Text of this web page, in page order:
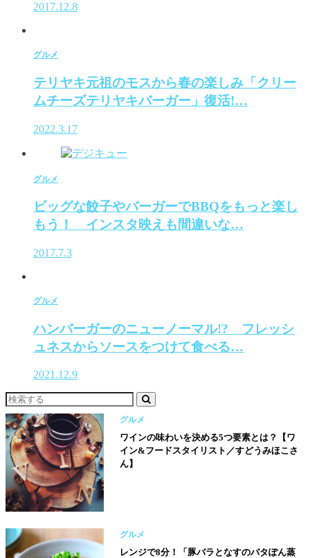
2017.12.8
グルメ
テリヤキ元祖のモスから春の楽しみ「クリー
ムチーズテリヤキバーガー」復活!…
2022.3.17
グルメ
ビッグな餃子やバーガーでBBQをもっと楽し
もう！ インスタ映えも間違いな…
2017.7.3
グルメ
ハンバーガーのニューノーマル!? フレッシ
ュネスからソースをつけて食べる…
2021.12.9
グルメ
ワインの味わいを決める5つ要素とは？【ワ
イン&フードスタイリスト／すどうみほこさ
ん】
グルメ
レンジで8分！「豚バラとなすのバタぽん蒸